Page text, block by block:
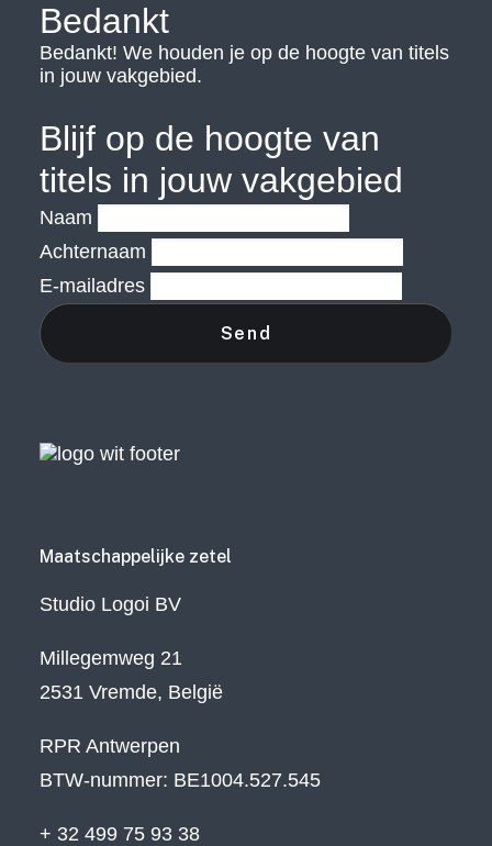
Bedankt
Bedankt! We houden je op de hoogte van titels
in jouw vakgebied.
Blijf op de hoogte van
titels in jouw vakgebied
Naam
Achternaam
E-mailadres
Maatschappelijke zetel
Studio Logoi BV
Millegemweg 21
2531 Vremde, België
RPR Antwerpen
BTW-nummer: BE1004.527.545
+ 32 499 75 93 38